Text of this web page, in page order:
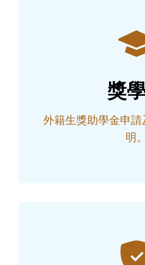
獎
外籍生獎助學金申
明。